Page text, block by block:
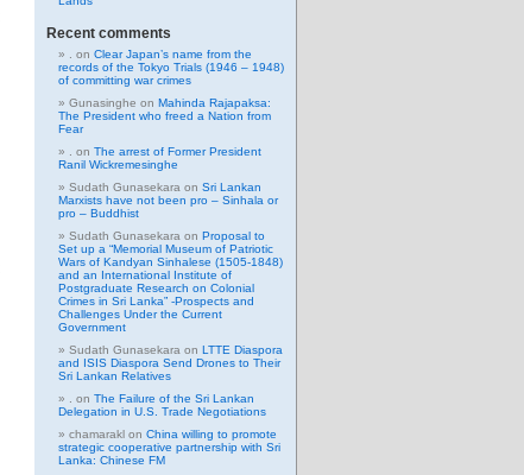
Recent comments
on Clear Japan’s name from the
records of the Tokyo Trials (1946 – 1948)
of committing war crimes
Gunasinghe on Mahinda Rajapaksa:
The President who freed a Nation from
Fear
on The arrest of Former President
Ranil Wickremesinghe
Sudath Gunasekara on Sri Lankan
Marxists have not been pro – Sinhala or
pro – Buddhist
Sudath Gunasekara on Proposal to
Set up a “Memorial Museum of Patriotic
Wars of Kandyan Sinhalese (1505-1848)
and an International Institute of
Postgraduate Research on Colonial
Crimes in Sri Lanka” -Prospects and
Challenges Under the Current
Government
Sudath Gunasekara on LTTE Diaspora
and ISIS Diaspora Send Drones to Their
Sri Lankan Relatives
on The Failure of the Sri Lankan
Delegation in U.S. Trade Negotiations
chamarakl on China willing to promote
strategic cooperative partnership with Sri
Lanka: Chinese FM